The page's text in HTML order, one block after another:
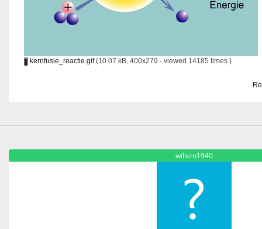
kernfusie_reactie.gif(10.07 kB, 400x279 - viewed 14185 times.)
willem1940